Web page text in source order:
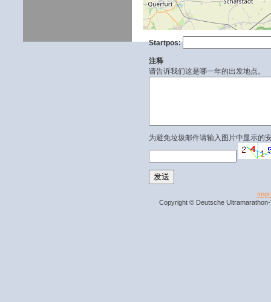
Startpos:
注释
请告诉我们这是哪一年的出发地点。
为避免垃圾邮件请输入图片中显示的
Copyright © Deutsche